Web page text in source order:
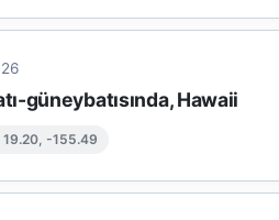
güneybatısında, Hawaii
19.20, -155.49